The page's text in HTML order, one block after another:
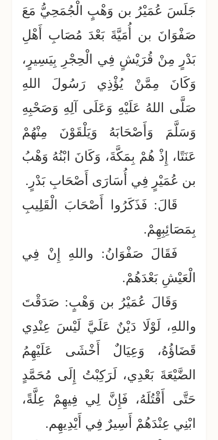
جَلَسَ عُمَيْرُ بن وَهْبٍ الْجُمَحِيُّ مَعَ
صَفْوَانَ بن أُمَيَّةَ بَعْدَ مُصَابِ أَهْلِ
بَدْرٍ مِنْ قُرَيْشٍ فِي الْحِجْرِ بِيَسِيرٍ،
وَكَانَ مِمَّنْ يُؤْذِي رَسُولَ اللهِ
صَلَّى اللهُ عَلَيْهِ وَعَلَى آلِهِ وَصَحْبِهِ
وَسَلَّمَ وَأَصْحَابَهُ وَيَلْقَوْنَ مِنْهُمْ
عَنَتًا، إِذْ هُمْ بِمَكَّةَ، وَكَانَ ابْنُهُ وَهْبُ
بن عُمَيْرٍ فِي أُسَارَى أَصْحَابِ بَدْرٍ.
قَالَ: فَذَكَرُوا أَصْحَابَ الْقَلِيبِ
بِمَصَائِبِهِمْ.
فَقَالَ صَفْوَانُ: واللهِ إِنْ فِي
الْعَيْشِ بَعْدَهُمْ.
وَقَالَ عُمَيْرُ بن وَهْبٍ: صَدَقْتَ
واللهِ، لَوْلَا دَيْنٌ عَلَيَّ لَيْسَ عِنْدِي
قَضَاؤُهُ، وَعِيَالٌ أَخْشَى عَلَيْهِمُ
الضَّيْعَةَ بَعْدِي، لَرَكِبْتُ إِلَى مُحَمَّدٍ
حَتَّى أَقْتُلَهُ، فَإِنَّ لِي فِيهِمْ عِلَّةً،
ابْنِي عِنْدَهُمْ أَسِيرٌ فِي أَيْدِيهِم.